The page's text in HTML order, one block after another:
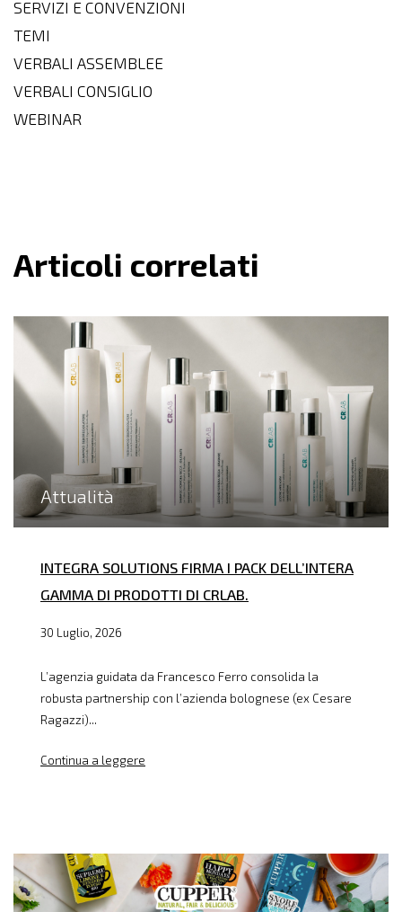
SERVIZI E CONVENZIONI
TEMI
VERBALI ASSEMBLEE
VERBALI CONSIGLIO
WEBINAR
Articoli correlati
Attualità
INTEGRA SOLUTIONS FIRMA I PACK DELL’INTERA
GAMMA DI PRODOTTI DI CRLAB.
30 Luglio, 2026
L’agenzia guidata da Francesco Ferro consolida la
robusta partnership con l’azienda bolognese (ex Cesare
Ragazzi)...
Continua a leggere